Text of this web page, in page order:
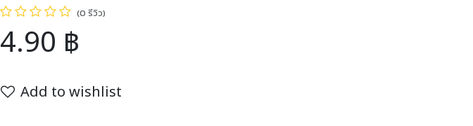
(0 รีวิว)
4.90 ฿
Add to wishlist